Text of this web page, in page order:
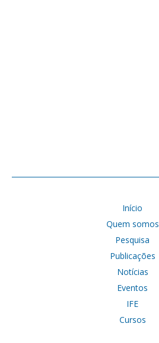
Início
Quem somos
Pesquisa
Publicações
Notícias
Eventos
IFE
Cursos